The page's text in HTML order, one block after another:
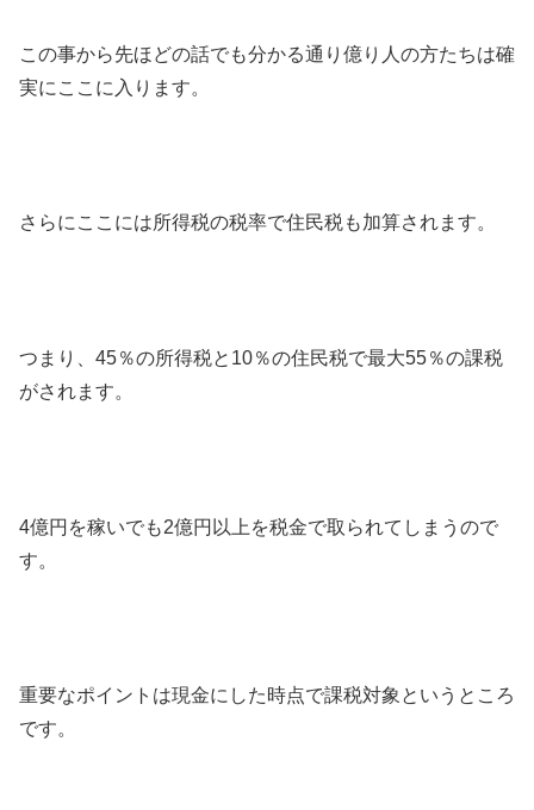
この事から先ほどの話でも分かる通り億り人の方たちは確
実にここに入ります。
さらにここには所得税の税率で住民税も加算されます。
つまり、45％の所得税と10％の住民税で最大55％の課税
がされます。
4億円を稼いでも2億円以上を税金で取られてしまうので
す。
重要なポイントは現金にした時点で課税対象というところ
です。